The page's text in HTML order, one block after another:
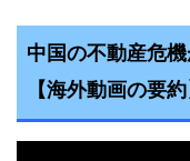
中国の不動産危
【海外動画の要約